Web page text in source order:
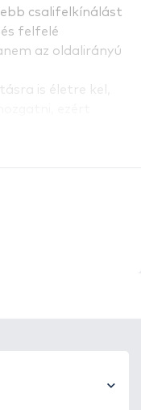
csalifelkínálást
felfelé
az oldalirányú
is életre kel,
használható.